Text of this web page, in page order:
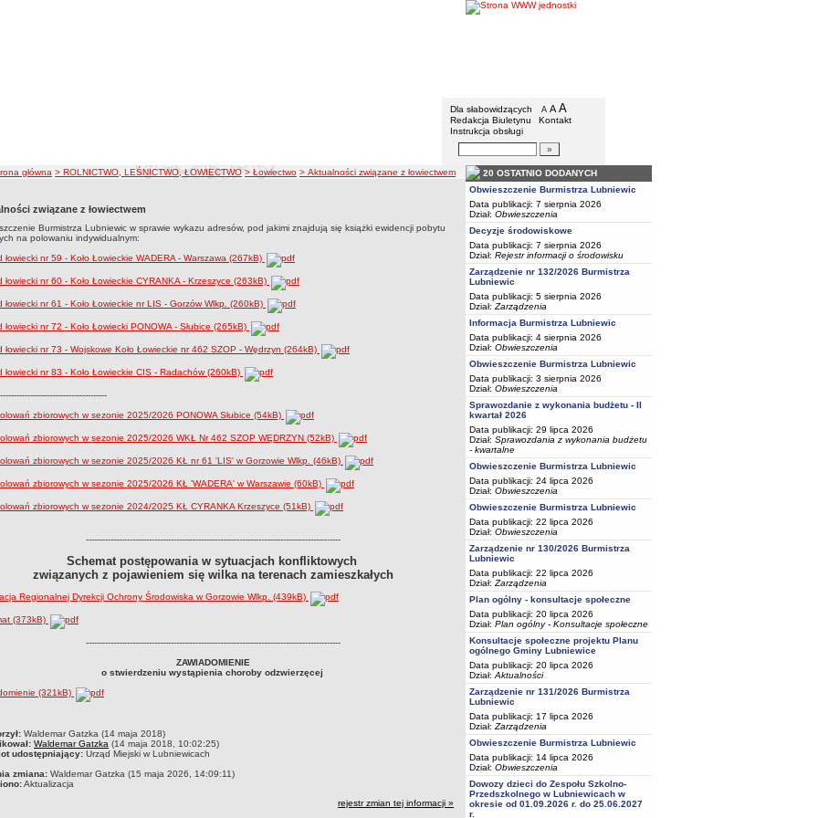
BIP - Urząd Miejski w Lubniewicach
Menu dodatkowe
Dla słabowidzących A pomniejsz czcionkę
A standardowy rozmiar czcionki
A
Redakcja Biuletynu
Kontakt
Instrukcja obsługi
Wyszukiwarka artykułów
nawigacji
główna > ROLNICTWO, LEŚNICTWO, ŁOWIECTWO > Łowiectwo > Aktualności związane z łowiectwem
związane z łowiectwem
Burmistrza Lubniewic w sprawie wykazu adresów, pod jakimi znajdują się książki ewidencji pobytu
na polowaniu indywidualnym:
łowiecki nr 59 - Koło Łowieckie WADERA - Warszawa (267kB)
łowiecki nr 60 - Koło Łowieckie CYRANKA - Krzeszyce (263kB)
łowiecki nr 61 - Koło Łowieckie nr LIS - Gorzów Wlkp. (260kB)
łowiecki nr 72 - Koło Łowiecki PONOWA - Słubice (265kB)
łowiecki nr 73 - Wojskowe Koło Łowieckie nr 462 SZOP - Wędrzyn (264kB)
łowiecki nr 83 - Koło Łowieckie CIS - Radachów (260kB)
zbiorowych w sezonie 2025/2026 PONOWA Słubice (54kB)
zbiorowych w sezonie 2025/2026 WKŁ Nr 462 SZOP WĘDRZYN (52kB)
zbiorowych w sezonie 2025/2026 KŁ nr 61 'LIS' w Gorzowie Wlkp. (46kB)
zbiorowych w sezonie 2025/2026 KŁ 'WADERA' w Warszawie (60kB)
zbiorowych w sezonie 2024/2025 KŁ CYRANKA Krzeszyce (51kB)
---------------------------------------------------------------------------------------------
Schemat postępowania w sytuacjach konfliktowych
związanych z pojawieniem się wilka na terenach zamieszkałych
Regionalnej Dyrekcji Ochrony Środowiska w Gorzowie Wlkp. (439kB)
(373kB)
---------------------------------------------------------------------------------------------
ZAWIADOMIENIE
o stwierdzeniu wystąpienia choroby odzwierzęcej
(321kB)
Waldemar Gatzka (14 maja 2018)
Waldemar Gatzka (14 maja 2018, 10:02:25)
udostępniający: Urząd Miejski w Lubniewicach
zmiana: Waldemar Gatzka (15 maja 2026, 14:09:11)
Aktualizacja
rejestr zmian tej informacji »
20 OSTATNIO DODANYCH
Obwieszczenie Burmistrza Lubniewic
Data publikacji: 7 sierpnia 2026
Dział: Obwieszczenia
Decyzje środowiskowe
Data publikacji: 7 sierpnia 2026
Dział: Rejestr informacji o środowisku
Zarządzenie nr 132/2026 Burmistrza
Lubniewic
Data publikacji: 5 sierpnia 2026
Dział: Zarządzenia
Informacja Burmistrza Lubniewic
Data publikacji: 4 sierpnia 2026
Dział: Obwieszczenia
Obwieszczenie Burmistrza Lubniewic
Data publikacji: 3 sierpnia 2026
Dział: Obwieszczenia
Sprawozdanie z wykonania budżetu - II
kwartał 2026
Data publikacji: 29 lipca 2026
Dział: Sprawozdania z wykonania budżetu
- kwartalne
Obwieszczenie Burmistrza Lubniewic
Data publikacji: 24 lipca 2026
Dział: Obwieszczenia
Obwieszczenie Burmistrza Lubniewic
Data publikacji: 22 lipca 2026
Dział: Obwieszczenia
Zarządzenie nr 130/2026 Burmistrza
Lubniewic
Data publikacji: 22 lipca 2026
Dział: Zarządzenia
Plan ogólny - konsultacje społeczne
Data publikacji: 20 lipca 2026
Dział: Plan ogólny - Konsultacje społeczne
Konsultacje społeczne projektu Planu
ogólnego Gminy Lubniewice
Data publikacji: 20 lipca 2026
Dział: Aktualności
Zarządzenie nr 131/2026 Burmistrza
Lubniewic
Data publikacji: 17 lipca 2026
Dział: Zarządzenia
Obwieszczenie Burmistrza Lubniewic
Data publikacji: 14 lipca 2026
Dział: Obwieszczenia
Dowozy dzieci do Zespołu Szkolno-
Przedszkolnego w Lubniewicach w
okresie od 01.09.2026 r. do 25.06.2027
r.